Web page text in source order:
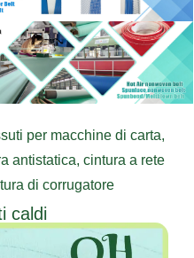
per macchine di carta,
antistatica, cintura a rete
di corrugatore
caldi